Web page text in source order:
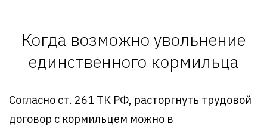
Когда возможно увольнение
единственного кормильца
Согласно ст. 261 ТК РФ, расторгнуть трудовой
договор с кормильцем можно в